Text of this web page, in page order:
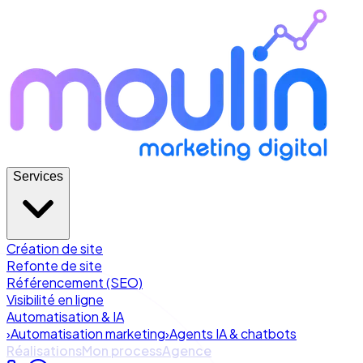
Services
Création de site
Refonte de site
Référencement (SEO)
Visibilité en ligne
Automatisation & IA
›Automatisation marketing›Agents IA & chatbots
RéalisationsMon processAgence